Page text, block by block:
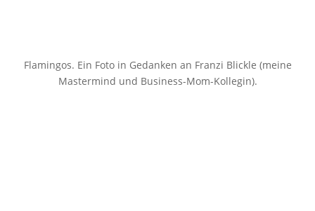
Flamingos. Ein Foto in Gedanken an Franzi Blickle (meine
Mastermind und Business-Mom-Kollegin).